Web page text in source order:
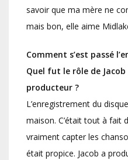
savoir que ma mère ne
mais bon, elle aime
Comment s’est passé
Quel fut le rôle de
producteur ?
L’enregistrement du
maison. C’était tout à fait
vraiment capter les
était propice. Jacob a